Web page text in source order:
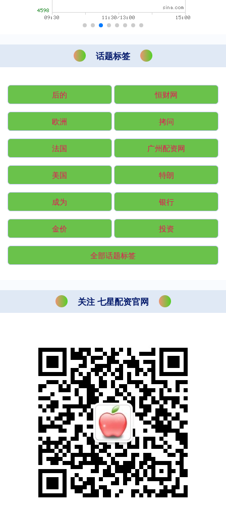
话题标签
后的 恒财网
欧洲 拷问
法国 广州配资网
美国 特朗
成为 银行
金价 投资
全部话题标签
关注 七星配资官网